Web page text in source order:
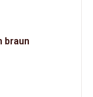
braun